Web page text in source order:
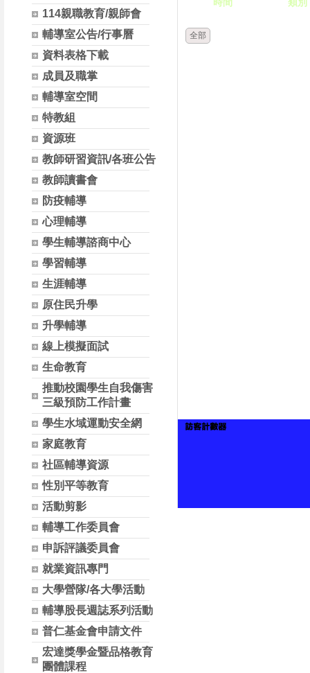
114親職教育/親師會
輔導室公告/行事曆
資料表格下載
成員及職掌
輔導室空間
特教組
資源班
教師研習資訊/各班公告
教師讀書會
防疫輔導
心理輔導
學生輔導諮商中心
學習輔導
生涯輔導
原住民升學
升學輔導
線上模擬面試
生命教育
推動校園學生自我傷害
三級預防工作計畫
學生水域運動安全網
家庭教育
社區輔導資源
性別平等教育
活動剪影
輔導工作委員會
申訴評議委員會
就業資訊專門
大學營隊/各大學活動
輔導股長週誌系列活動
普仁基金會申請文件
宏達獎學金暨品格教育
團體課程
全部